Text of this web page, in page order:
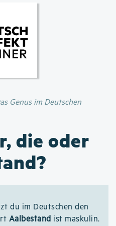
Inhalt
Genus im Deutschen
die oder
du im Deutschen den
Aalbestand ist maskulin.